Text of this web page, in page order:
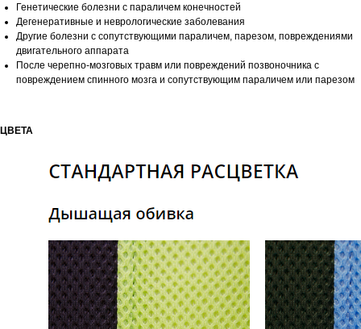
Генетические болезни с параличем конечностей
Дегенеративные и неврологические заболевания
Другие болезни с сопутствующими параличем, парезом, повреждениями
двигательного аппарата
После черепно-мозговых травм или повреждений позвоночника с
повреждением спинного мозга и сопутствующим параличем или парезом
ЦВЕТА